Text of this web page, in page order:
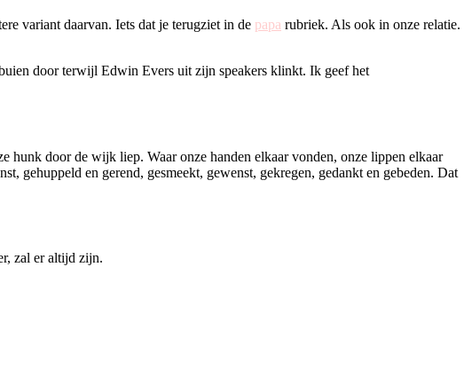
variant daarvan. Iets dat je terugziet in de papa rubriek. Als ook in onze relatie.
door terwijl Edwin Evers uit zijn speakers klinkt. Ik geef het
hunk door de wijk liep. Waar onze handen elkaar vonden, onze lippen elkaar
gehuppeld en gerend, gesmeekt, gewenst, gekregen, gedankt en gebeden. Dat
zal er altijd zijn.